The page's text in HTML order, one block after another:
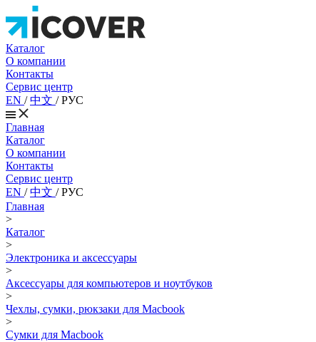
Каталог
О компании
Контакты
Сервис центр
EN /中文 /РУС
Главная
Каталог
О компании
Контакты
Сервис центр
EN /中文 /РУС
Главная
>
Каталог
>
Электроника и аксессуары
>
Аксессуары для компьютеров и ноутбуков
>
Чехлы, сумки, рюкзаки для Macbook
>
Сумки для Macbook